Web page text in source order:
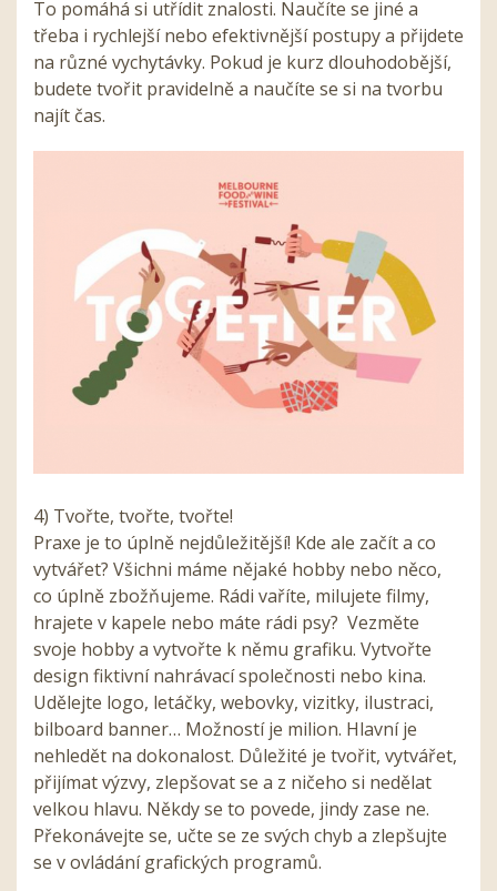
To pomáhá si utřídit znalosti. Naučíte se jiné a
třeba i rychlejší nebo efektivnější postupy a přijdete
na různé vychytávky. Pokud je kurz dlouhodobější,
budete tvořit pravidelně a naučíte se si na tvorbu
najít čas.
4) Tvořte, tvořte, tvořte!
Praxe je to úplně nejdůležitější! Kde ale začít a co
vytvářet? Všichni máme nějaké hobby nebo něco,
co úplně zbožňujeme. Rádi vaříte, milujete filmy,
hrajete v kapele nebo máte rádi psy? Vezměte
svoje hobby a vytvořte k němu grafiku. Vytvořte
design fiktivní nahrávací společnosti nebo kina.
Udělejte logo, letáčky, webovky, vizitky, ilustraci,
bilboard banner… Možností je milion. Hlavní je
nehledět na dokonalost. Důležité je tvořit, vytvářet,
přijímat výzvy, zlepšovat se a z ničeho si nedělat
velkou hlavu. Někdy se to povede, jindy zase ne.
Překonávejte se, učte se ze svých chyb a zlepšujte
se v ovládání grafických programů.